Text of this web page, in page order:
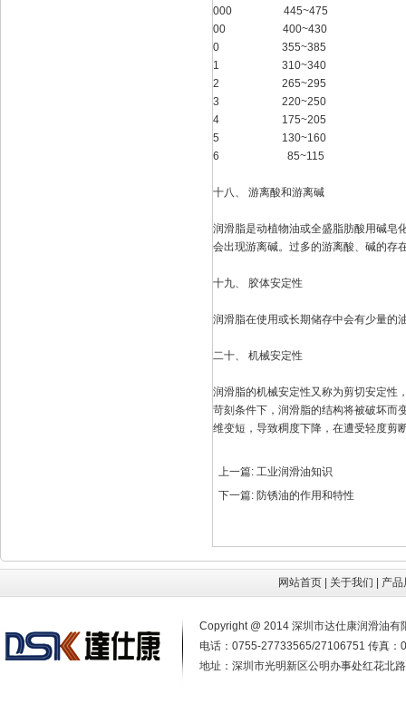
000 445~475
00 400~430
0 355~385
1 310~340
2 265~295
3 220~250
4 175~205
5 130~160
6 85~115
十八、 游离酸和游离碱
润滑脂是动植物油或全盛脂肪酸用碱皂
会出现游离碱。过多的游离酸、碱的存
十九、 胶体安定性
润滑脂在使用或长期储存中会有少量的
二十、 机械安定性
润滑脂的机械安定性又称为剪切安定性
苛刻条件下，润滑脂的结构将被破坏而
维变短，导致稠度下降，在遭受轻度剪
上一篇: 工业润滑油知识
下一篇: 防锈油的作用和特性
网站首页| 关于我们 产品
Copyright @ 2014 深圳市达仕康润滑油
电话：0755-27733565/27106751 传真
地址：深圳市光明新区公明办事处红花北